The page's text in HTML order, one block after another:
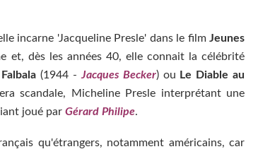
incarne 'Jacqueline Presle' dans le film Jeunes
et, dès les années 40, elle connait la célébrité
Falbala (1944 - Jacques Becker) ou Le
Diable au
scandale, Micheline Presle interprétant une
joué par Gérard Philipe.
qu'étrangers, notamment américains, car